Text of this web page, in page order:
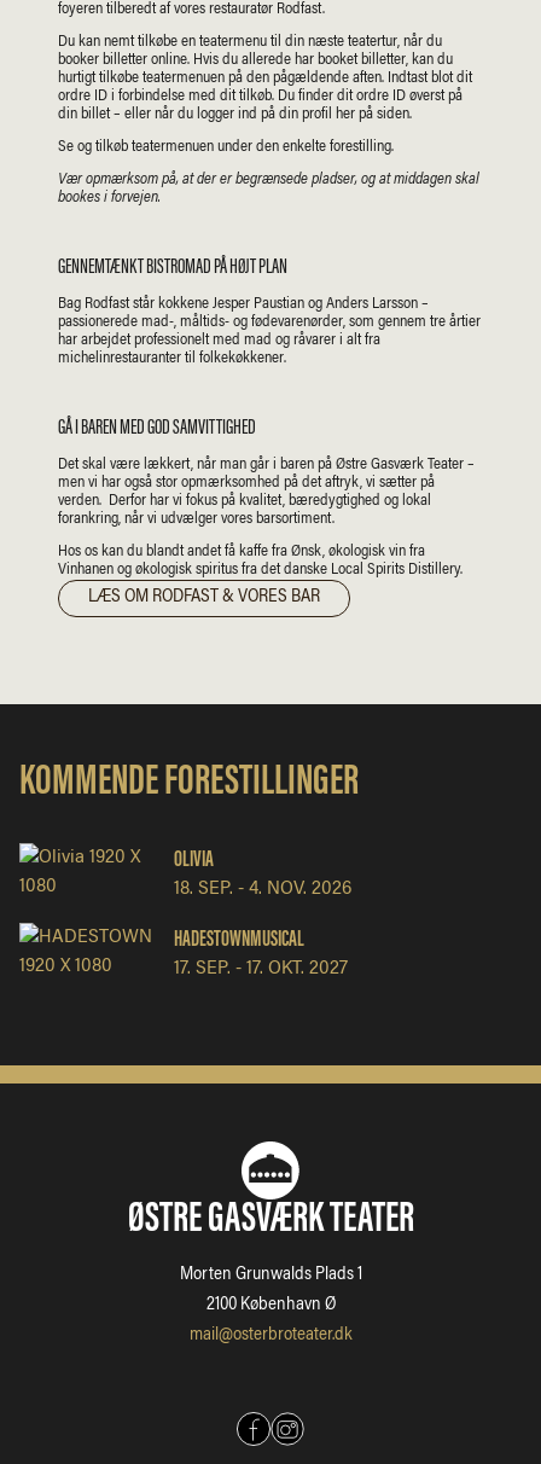
foyeren tilberedt af vores restauratør Rodfast.
Du kan nemt tilkøbe en teatermenu til din næste teatertur, når du
booker billetter online. Hvis du allerede har booket billetter, kan du
hurtigt tilkøbe teatermenuen på den pågældende aften. Indtast blot dit
ordre ID i forbindelse med dit tilkøb. Du finder dit ordre ID øverst på
din billet – eller når du logger ind på din profil her på siden.
Se og tilkøb teatermenuen under den enkelte forestilling.
Vær opmærksom på, at der er begrænsede pladser, og at middagen skal
bookes i forvejen.
GENNEMTÆNKT BISTROMAD PÅ HØJT PLAN
Bag Rodfast står kokkene Jesper Paustian og Anders Larsson –
passionerede mad-, måltids- og fødevarenørder, som gennem tre årtier
har arbejdet professionelt med mad og råvarer i alt fra
michelinrestauranter til folkekøkkener.
GÅ I BAREN MED GOD SAMVITTIGHED
Det skal være lækkert, når man går i baren på Østre Gasværk Teater –
men vi har også stor opmærksomhed på det aftryk, vi sætter på
verden. Derfor har vi fokus på kvalitet, bæredygtighed og lokal
forankring, når vi udvælger vores barsortiment.
Hos os kan du blandt andet få kaffe fra Ønsk, økologisk vin fra
Vinhanen og økologisk spiritus fra det danske Local Spirits Distillery.
LÆS OM RODFAST & VORES BAR
KOMMENDE FORESTILLINGER
OLIVIA
18. SEP. - 4. NOV. 2026
HADESTOWNMUSICAL
17. SEP. - 17. OKT. 2027
ØSTRE GASVÆRK TEATER
Morten Grunwalds Plads 1
2100 København Ø
mail@osterbroteater.dk